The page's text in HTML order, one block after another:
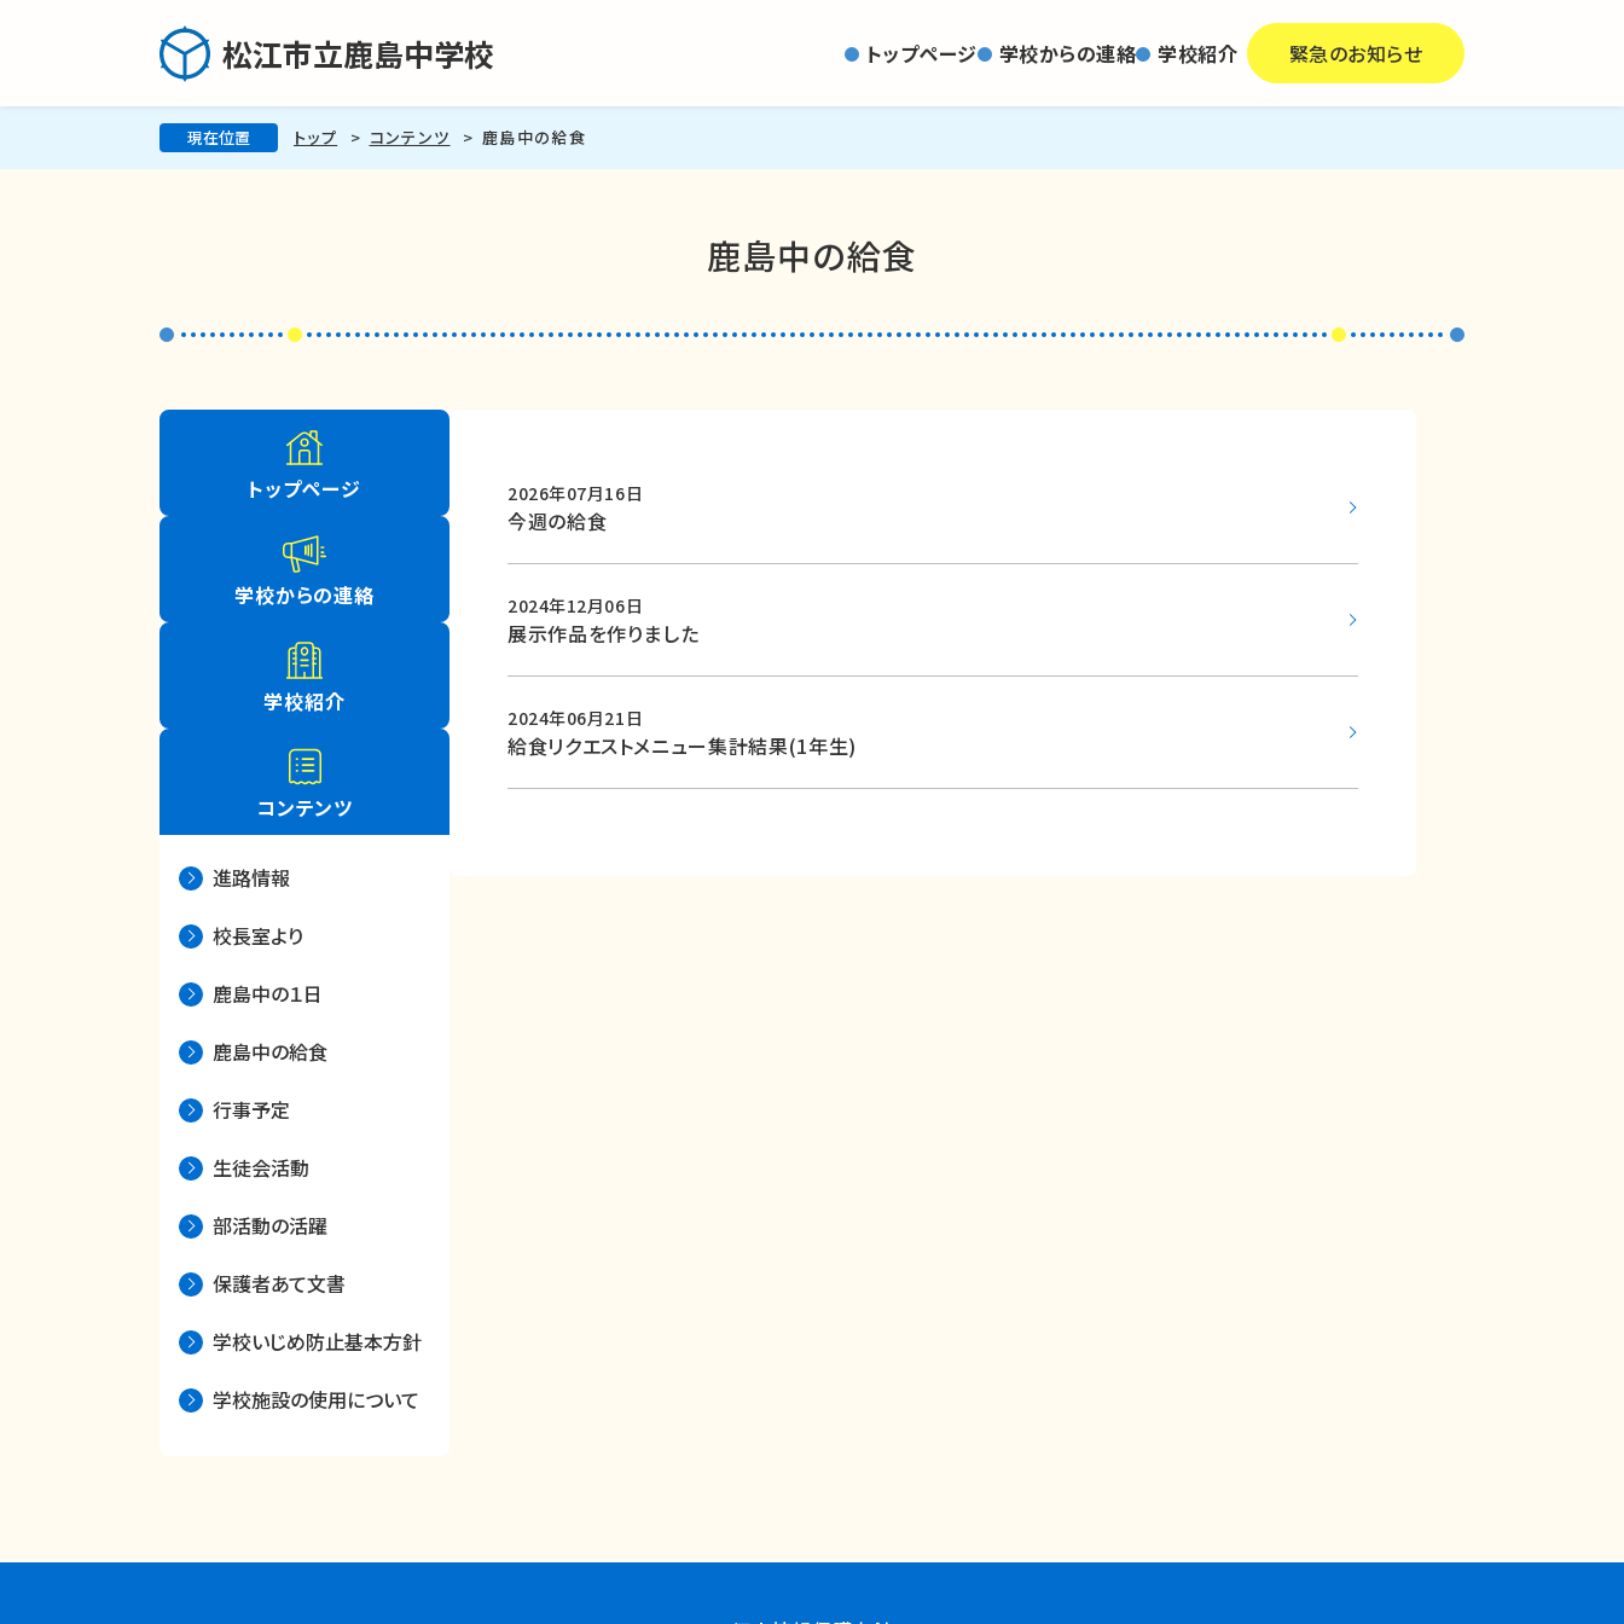
松江市立鹿島中学校 トップページ 学校からの連絡 学校紹介 緊急のお知らせ
現在位置 トップ コンテンツ 鹿島中の給食
鹿島中の給食
2026年07月16日
今週の給食
2024年12月06日
展示作品を作りました
2024年06月21日
給食リクエストメニュー集計結果(1年生)
トップページ
学校からの連絡
学校紹介
コンテンツ
進路情報
校長室より
鹿島中の１日
鹿島中の給食
行事予定
生徒会活動
部活動の活躍
保護者あて文書
学校いじめ防止基本方針
学校施設の使用について